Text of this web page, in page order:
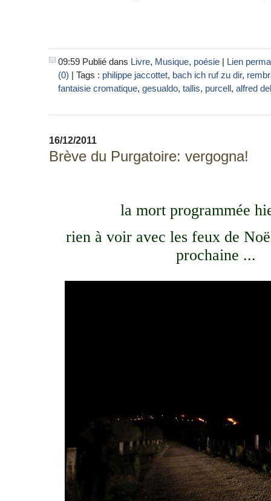
09:59 Publié dans Livre, Musique, poésie | Lien
(0) | Tags : philippe jaccottet, bach ich ruf zu dir,
fantaisie cromatique, gesualdo, tallis, purcell, alfred
16/12/2011
Brève du Purgatoire: vergogna!
la mort programmée
rien à voir avec les feux de
prochaine ...